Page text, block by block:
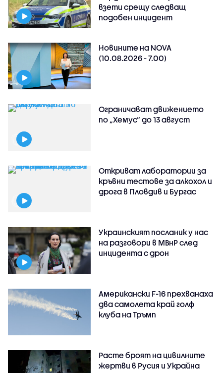
взети срещу следващ
подобен инцидент
Новините на NOVA
(10.08.2026 - 7.00)
Ограничават движението
по „Хемус“ до 13 август
Откриват лаборатории за
кръвни тестове за алкохол и
дрога в Пловдив и Бургас
Украинският посланик у нас
на разговори в МВнР след
инцидента с дрон
Американски F-16 прехванаха
два самолета край голф
клуба на Тръмп
Расте броят на цивилните
жертви в Русия и Украйна